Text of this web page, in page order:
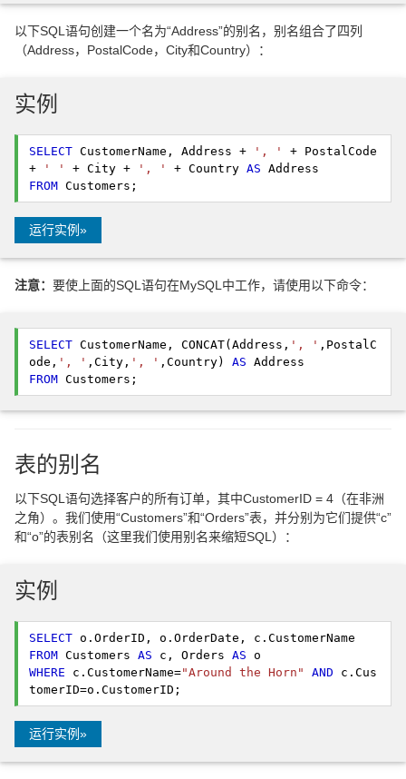
以下SQL语句创建一个名为“Address”的别名，别名组合了四列
（Address，PostalCode，City和Country）：
实例
SELECT CustomerName, Address + ', '
+ PostalCode
+
' ' + City + ', ' + Country AS
FROM Customers;
运行实例»
注意： 要使上面的SQL语句在MySQL中工作，请使用以下命令：
SELECT CustomerName, CONCAT(Address, ', ' ,PostalC
ode, ', ' ,City, ', ' ,Country) AS
FROM Customers;
表的别名
以下SQL语句选择客户的所有订单，其中CustomerID = 4（在非洲
之角）。我们使用“Customers”和“Orders”表，并分别为它们提供“c”
和“o”的表别名（这里我们使用别名来缩短SQL）：
实例
SELECT
FROM Customers AS c, Orders AS
WHERE c.CustomerName="Around the Horn" AND c.Cus
tomerID=o.CustomerID;
运行实例»